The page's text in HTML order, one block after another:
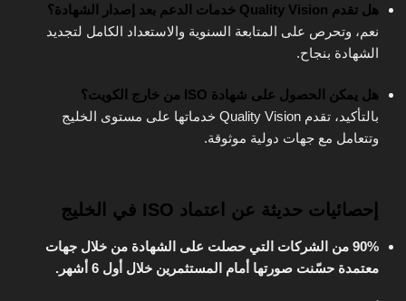
هل تقدم Quality Vision خدمات الدعم بعد إصدار الشهادة؟
نعم، وتحرص على المتابعة السنوية والاستعداد الكامل لتجديد
الشهادة بنجاح.
هل يمكن الحصول على شهادة ISO من خارج الكويت؟
بالتأكيد، تقدم Quality Vision خدماتها على مستوى الخليج
وتتعامل مع جهات دولية موثوقة.
إحصائيات حديثة عن اعتماد ISO في الخليج
90% من الشركات التي حصلت على الشهادة من خلال جهات
معتمدة حسّنت صورتها أمام المستثمرين خلال أول 6 أشهر.